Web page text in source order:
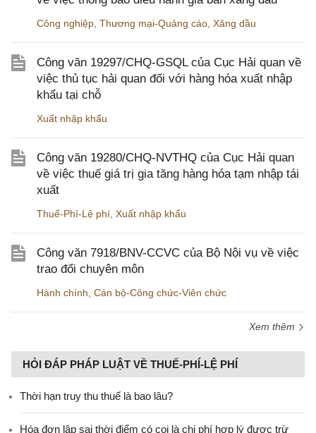
Công nghiệp Thương mại-Quảng cáo Xăng dầu
Công văn 19297/CHQ-GSQL của Cục Hải quan về
việc thủ tục hải quan đối với hàng hóa xuất nhập
khẩu tại chỗ
Xuất nhập khẩu
Công văn 19280/CHQ-NVTHQ của Cục Hải quan
về việc thuế giá trị gia tăng hàng hóa tạm nhập tái
xuất
Thuế-Phí-Lệ phí Xuất nhập khẩu
Công văn 7918/BNV-CCVC của Bộ Nội vụ về việc
trao đổi chuyên môn
Hành chính Cán bộ-Công chức-Viên chức
Xem thêm
HỎI ĐÁP PHÁP LUẬT VỀ THUẾ-PHÍ-LỆ PHÍ
Thời hạn truy thu thuế là bao lâu?
Hóa đơn lập sai thời điểm có coi là chi phí hợp lý được trừ